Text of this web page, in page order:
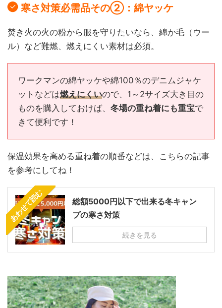
寒さ対策必需品その②：綿ヤッケ
焚き火の火の粉から服を守りたいなら、綿か毛（ウー
ル）など難燃、燃えにくい素材は必須。
ワークマンの綿ヤッケや綿100％のデニムジャケ
ットなどは燃えにくいので、1～2サイズ大き目の
ものを購入しておけば、 冬場の重ね着にも重宝で
きて便利です！
保温効果を高める重ね着の順番などは、こちらの記事
を参考にしてね！
あわせて読む
総額5000円以下で出来る冬キャン
プの寒さ対策
続きを見る